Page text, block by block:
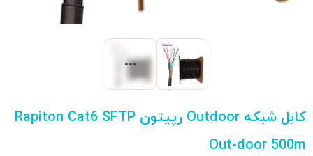
کابل شبکه Outdoor رپیتون Rapiton Cat6 SFTP
Out-door 500m